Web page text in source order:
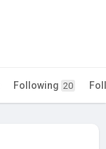
Following 20